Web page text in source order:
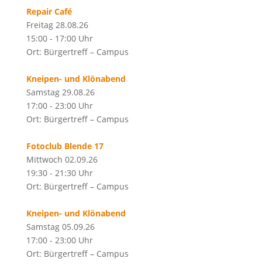
Repair Café
Freitag 28.08.26
15:00 - 17:00 Uhr
Ort: Bürgertreff – Campus
Kneipen- und Klönabend
Samstag 29.08.26
17:00 - 23:00 Uhr
Ort: Bürgertreff – Campus
Fotoclub Blende 17
Mittwoch 02.09.26
19:30 - 21:30 Uhr
Ort: Bürgertreff – Campus
Kneipen- und Klönabend
Samstag 05.09.26
17:00 - 23:00 Uhr
Ort: Bürgertreff – Campus